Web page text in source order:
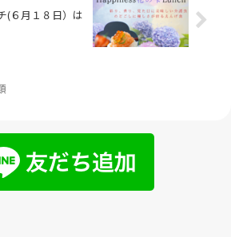
(６月１８日）は